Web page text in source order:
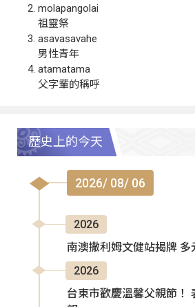
molapangolai
祖靈祭
asavasavahe
男性青年
atamatama
父字輩的稱呼
歷史上的今天
2026/ 08/ 06
2026
南澳撒利姆文健站揭牌 多
2026
台東市歡慶溫馨父親節！